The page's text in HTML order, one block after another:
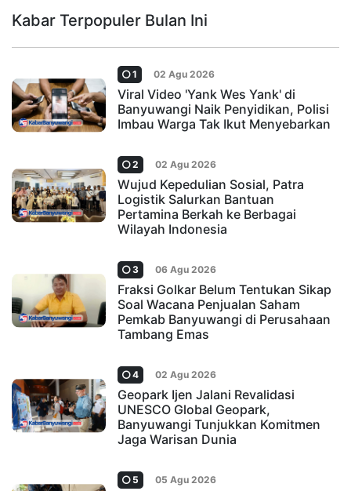
Kabar Terpopuler Bulan Ini
1 02 Agu 2026
Viral Video 'Yank Wes Yank' di
Banyuwangi Naik Penyidikan, Polisi
Imbau Warga Tak Ikut Menyebarkan
2 02 Agu 2026
Wujud Kepedulian Sosial, Patra
Logistik Salurkan Bantuan
Pertamina Berkah ke Berbagai
Wilayah Indonesia
3 06 Agu 2026
Fraksi Golkar Belum Tentukan Sikap
Soal Wacana Penjualan Saham
Pemkab Banyuwangi di Perusahaan
Tambang Emas
4 02 Agu 2026
Geopark Ijen Jalani Revalidasi
UNESCO Global Geopark,
Banyuwangi Tunjukkan Komitmen
Jaga Warisan Dunia
5 05 Agu 2026